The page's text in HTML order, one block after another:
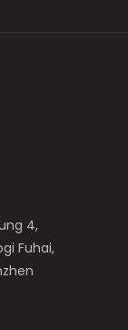
4,
Fuhai,